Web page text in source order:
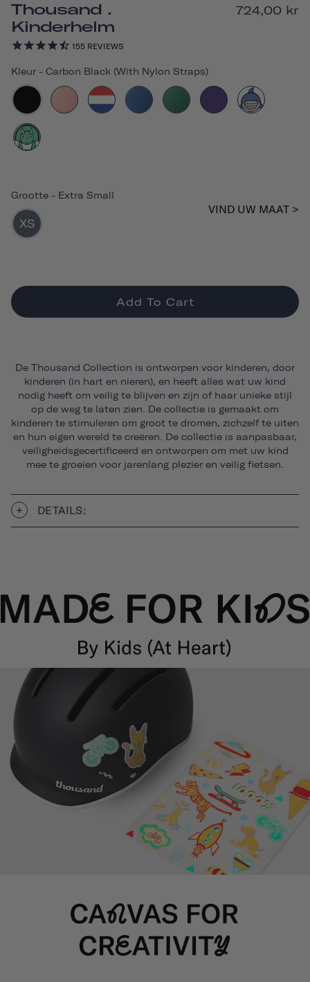
Thousand .
Kinderhelm
155 REVIEWS
724,00 kr
Kleur - Carbon Black (with Nylon Straps)
Grootte - Extra Small
XS
VIND UW MAAT >
Add To Cart
De Thousand Collection is ontworpen voor kinderen, door
kinderen (in hart en nieren), en heeft alles wat uw kind
nodig heeft om veilig te blijven en zijn of haar unieke stijl
op de weg te laten zien. De collectie is gemaakt om
kinderen te stimuleren om groot te dromen, zichzelf te uiten
en hun eigen wereld te creëren. De collectie is aanpasbaar,
veiligheidsgecertificeerd en ontworpen om met uw kind
mee te groeien voor jarenlang plezier en veilig fietsen.
DETAILS: